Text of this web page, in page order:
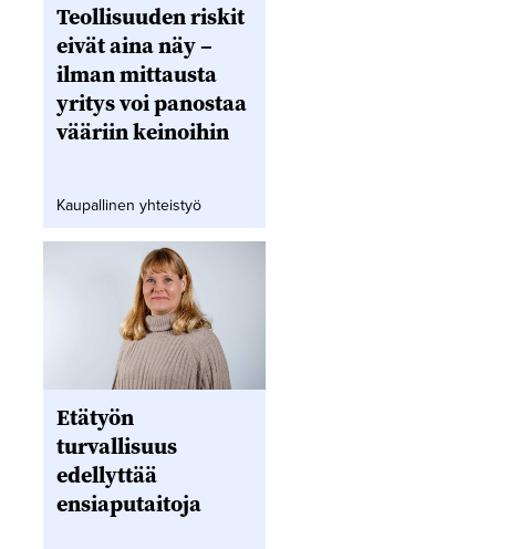
Teollisuuden riskit
eivät aina näy –
ilman mittausta
yritys voi panostaa
vääriin keinoihin
Kaupallinen yhteistyö
Etätyön
turvallisuus
edellyttää
ensiaputaitoja